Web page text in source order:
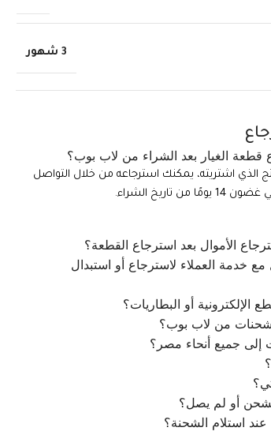
3 شهور
قطعة الغيار بعد الشراء من لاب بوب؟
الذي اشتريته، يمكنك استرجاعه من خلال التواصل
تاريخ الشراء.
الأموال بعد استرجاع القطعة؟
خدمة العملاء لاسترجاع أو استبدال
الإلكترونية أو البطاريات؟
من لاب بوب؟
إلى جميع أنحاء مصر؟
أو لم يصل؟
عند استلام الشحنة؟